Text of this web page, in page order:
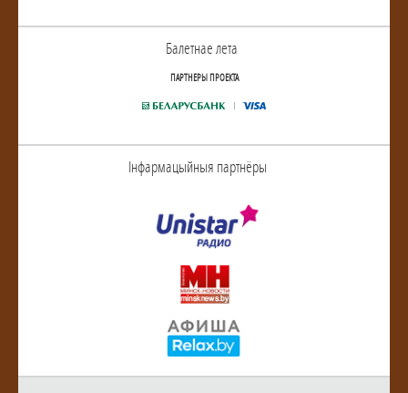
Балетнае лета
ПАРТНЕРЫ ПРОЕКТА
Інфармацыйныя партнёры